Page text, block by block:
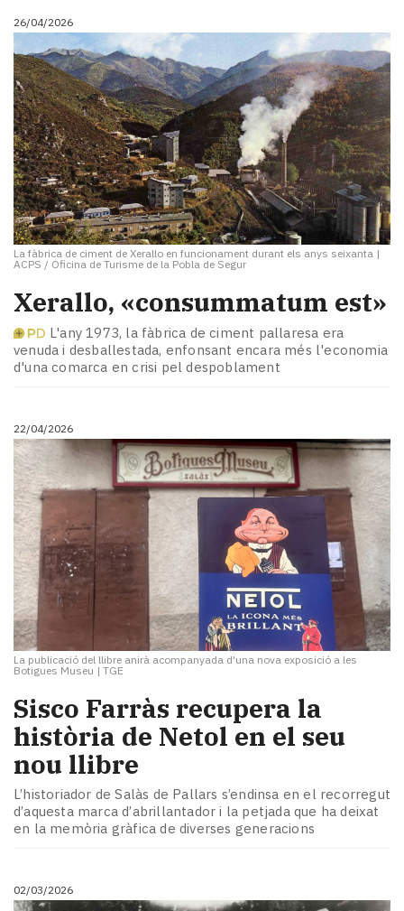
i
turisme
Cultura
Esports
Mai
tant!
TV
i
mitjans
El
temps
Reportatges
Entrevistes
A
escena!
Dis
la
La
newsletter
del
Pallars
Contingut
patrocinat
Lo
més
llegit...
Editorial
26/04/2026
La fàbrica de ciment de Xerallo en funcionament durant els anys seixanta |
ACPS / Oficina de Turisme de la Pobla de Segur
Xerallo, «consummatum est»
L'any 1973, la fàbrica de ciment pallaresa era
venuda i desballestada, enfonsant encara més l'economia
d'una comarca en crisi pel despoblament
22/04/2026
La publicació del llibre anirà acompanyada d'una nova exposició a les
Botigues Museu | TGE
Sisco Farràs recupera la
història de Netol en el seu
nou llibre
L’historiador de Salàs de Pallars s’endinsa en el recorregut
d’aquesta marca d’abrillantador i la petjada que ha deixat
en la memòria gràfica de diverses generacions
02/03/2026